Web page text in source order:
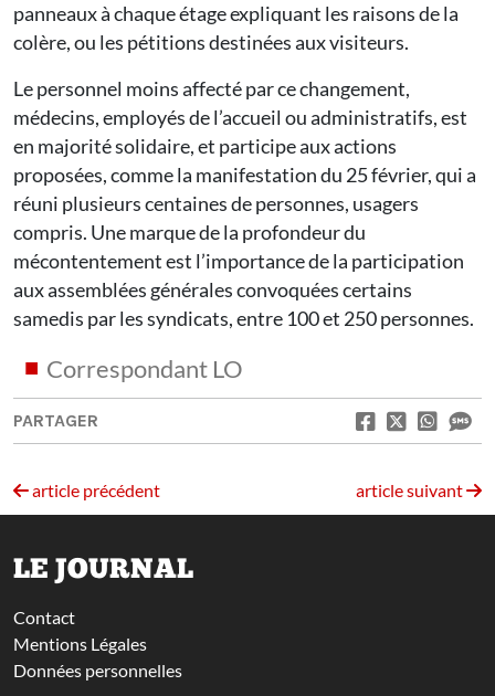
panneaux à chaque étage expliquant les raisons de la
colère, ou les pétitions destinées aux visiteurs.
Le personnel moins affecté par ce changement,
médecins, employés de l’accueil ou administratifs, est
en majorité solidaire, et participe aux actions
proposées, comme la manifestation du 25 février, qui a
réuni plusieurs centaines de personnes, usagers
compris. Une marque de la profondeur du
mécontentement est l’importance de la participation
aux assemblées générales convoquées certains
samedis par les syndicats, entre 100 et 250 personnes.
Correspondant LO
PARTAGER
article précédent article suivant
LE JOURNAL
Contact
Mentions Légales
Données personnelles